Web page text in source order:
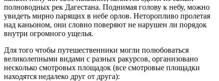
полноводных рек Дагестана. Поднимая голову к небу, можно
увидеть мирно парящих в небе орлов. Неторопливо пролетая
над каньоном, они словно поверяют не нарушен ли порядок
внутри огромного ущелья.
Для того чтобы путешественники могли полюбоваться
великолепными видами с разных ракурсов, организовано
несколько смотровых площадок (все смотровые площадки
находятся недалеко друг от друга):